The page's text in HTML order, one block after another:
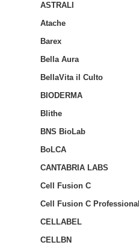
ASTRALI
Atache
Barex
Bella Aura
BellaVita il Culto
BIODERMA
Blithe
BNS BioLab
BoLCA
CANTABRIA LABS
Cell Fusion C
Cell Fusion C Professional
CELLABEL
CELLBN